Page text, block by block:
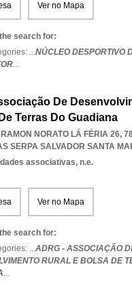
Ver no Mapa
search for:
...NÚCLEO DESPORTIVO
...
De
Terras Do Guadiana
RAMON NORATO LÁ FÉRIA 26,
SERPA SALVADOR SANTA
associativas, n.e.
Ver no Mapa
search for:
...ADRG - ASSOCIAÇÃO
RURAL E BOLSA DE
...